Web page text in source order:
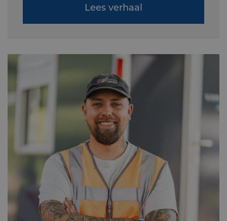
Lees verhaal